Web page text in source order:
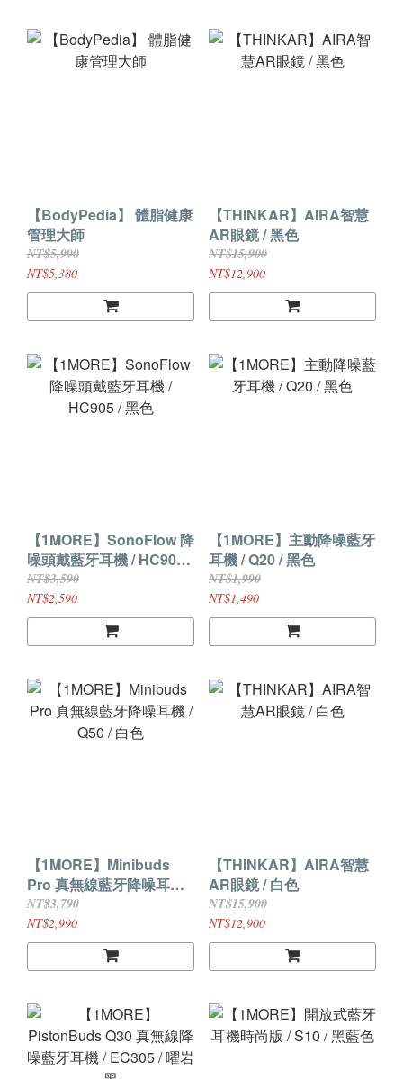
【BodyPedia】 體脂健康
管理大師
NT$5,990
NT$5,380
【THINKAR】AIRA智慧
AR眼鏡 / 黑色
NT$15,900
NT$12,900
【1MORE】SonoFlow 降
噪頭戴藍牙耳機 / HC905 /
黑色
NT$3,590
NT$2,590
【1MORE】主動降噪藍牙
耳機 / Q20 / 黑色
NT$1,990
NT$1,490
【1MORE】Minibuds
Pro 真無線藍牙降噪耳機 /
Q50 / 白色
NT$3,790
NT$2,990
【THINKAR】AIRA智慧
AR眼鏡 / 白色
NT$15,900
NT$12,900